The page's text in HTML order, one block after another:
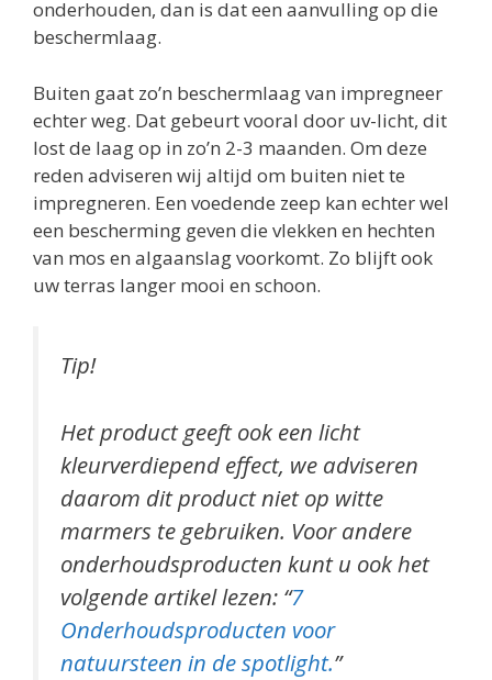
onderhouden, dan is dat een aanvulling op die
beschermlaag.
Buiten gaat zo’n beschermlaag van impregneer
echter weg. Dat gebeurt vooral door uv-licht, dit
lost de laag op in zo’n 2-3 maanden. Om deze
reden adviseren wij altijd om buiten niet te
impregneren. Een voedende zeep kan echter wel
een bescherming geven die vlekken en hechten
van mos en algaanslag voorkomt. Zo blijft ook
uw terras langer mooi en schoon.
Tip!
Het product geeft ook een licht
kleurverdiepend effect, we adviseren
daarom dit product niet op witte
marmers te gebruiken. Voor andere
onderhoudsproducten kunt u ook het
volgende artikel lezen: “7
Onderhoudsproducten voor
natuursteen in de spotlight.”